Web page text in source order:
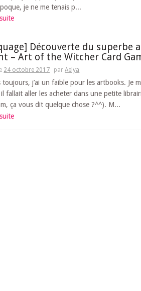
je ne me tenais p...
Découverte du superbe
– Art of the Witcher Card
24 octobre 2017 parAelya
toujours, j’ai un faible pour les artbooks. Je
fallait aller les acheter dans une petite
ça vous dit quelque chose ?^^). M...